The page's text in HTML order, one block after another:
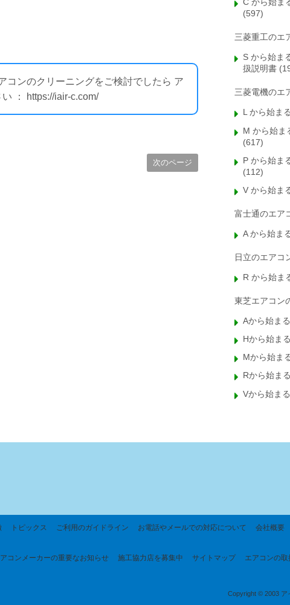
コンのクリーニングをご検討でしたら ア
： https://iair-c.com/
次のページ
C から始ま
(597)
三菱重工のエ
S から始ま
扱説明書
三菱電機のエ
L から始ま
M から始ま
(617)
P から始ま
(112)
V から始ま
富士通のエア
A から始ま
日立のエアコ
R から始ま
東芝エアコン
Aから始ま
Hから始ま
Mから始ま
Rから始ま
Vから始ま
トピックス ご利用のガイドライン お電話やメールでの対応について 会社概要
コンメーカーの重要なお知らせ 施工協力店を募集中 サイトマップ エアコンの
Copyright © 2003 ア